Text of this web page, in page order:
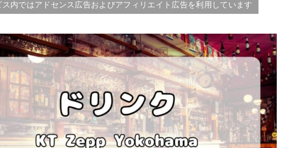
内ではアドセンス広告およびアフィリエイト広告を利用しています